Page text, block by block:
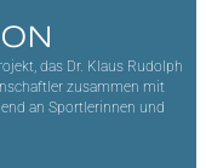
das Dr. Klaus Rudolph
zusammen mit
an Sportlerinnen und